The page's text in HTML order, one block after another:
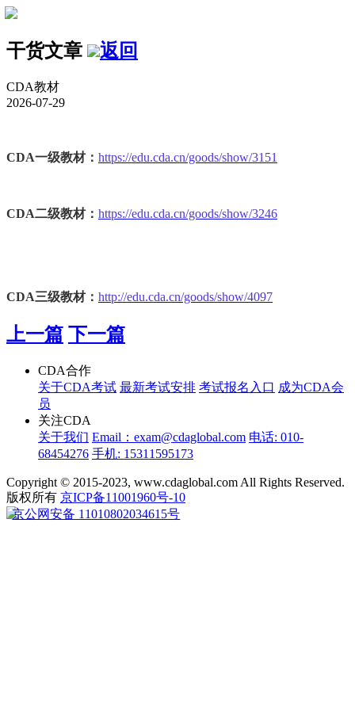
干货文章 返回
CDA教材
2026-07-29
CDA一级教材： https://edu.cda.cn/goods/show/3151
CDA二级教材： https://edu.cda.cn/goods/show/3246
CDA三级教材： http://edu.cda.cn/goods/show/4097
上一篇 下一篇
CDA合作
关于CDA考试 最新考试安排 考试报名入口 成为CDA会
员
关注CDA
关于我们 Email：exam@cdaglobal.com 电话: 010-
68454276 手机: 15311595173
Copyright © 2015-2023, www.cdaglobal.com All Rights Reserved.
版权所有 京ICP备11001960号-10
京公网安备 11010802034615号